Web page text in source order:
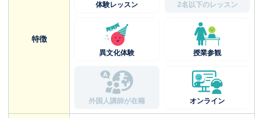
特徴
体験レッスン 2名以下のレッスン
異文化体験 授業参観
外国人講師が在籍 オンライン